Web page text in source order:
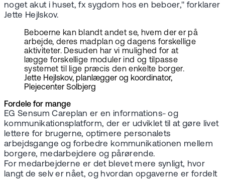
noget akut i huset, fx sygdom hos en beboer," forklarer
Jette Hejlskov.
Beboerne kan blandt andet se, hvem der er på
arbejde, deres madplan og dagens forskellige
aktiviteter. Desuden har vi mulighed for at
lægge forskellige moduler ind og tilpasse
systemet til lige præcis den enkelte borger.
Jette Hejlskov, planlægger og koordinator,
Plejecenter Solbjerg
Fordele for mange
EG Sensum Careplan er en informations- og
kommunikationsplatform, der er udviklet til at gøre livet
lettere for brugerne, optimere personalets
arbejdsgange og forbedre kommunikationen mellem
borgere, medarbejdere og pårørende.
For medarbejderne er det blevet mere synligt, hvor
langt de selv er nået, og hvordan opgaverne er fordelt